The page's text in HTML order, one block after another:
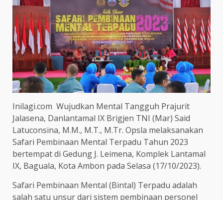
Inilagi.com Wujudkan Mental Tangguh Prajurit
Jalasena, Danlantamal IX Brigjen TNI (Mar) Said
Latuconsina, M.M., M.T., M.Tr. Opsla melaksanakan
Safari Pembinaan Mental Terpadu Tahun 2023
bertempat di Gedung J. Leimena, Komplek Lantamal
IX, Baguala, Kota Ambon pada Selasa (17/10/2023).
Safari Pembinaan Mental (Bintal) Terpadu adalah
salah satu unsur dari sistem pembinaan personel